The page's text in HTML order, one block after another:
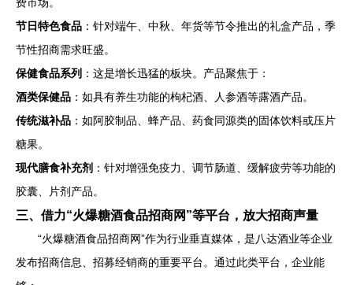
节日特色食品 ：针对端午、中秋、年货等节令推出的礼盒产品，季
节性招商需求旺盛。
保健食品系列 ：这是增长迅猛的板块。产品聚焦于：
酒类保健品 ：如具有养生功能的枸杞酒、人参酒等露酒产品。
传统滋补品 ：如阿胶制品、蜂产品、药食同源类的固体饮料或压片
糖果。
现代膳食补充剂 ：针对增强免疫力、调节肠道、缓解疲劳等功能的
胶囊、片剂产品。
三、借力“火爆糖酒食品招商网”等平台，放大招商声量
“火爆糖酒食品招商网”作为行业垂直媒体，是八达酒业等企业
发布招商信息、招募经销商的重要平台。通过此类平台，企业能